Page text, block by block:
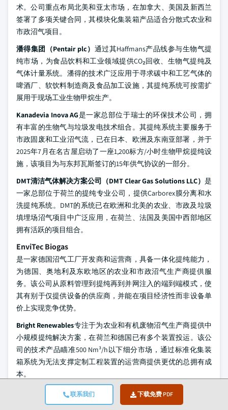
联系我们 下载免费 PDF
术。公司重点布局北美和亚太市场，在加拿大、美国及新西兰
签署了多项关键合同，其模块化集装箱产品适合分散式农业和
市政沼气项目。
潘得集团（Pentair plc） 通过其Haffmans产品线参与生物气提
纯市场，为食品饮料和工业领域提供CO₂回收、生物气提纯及
气体计量系统。潘得的技术广泛应用于寻求碳中和工艺气体的
啤酒厂、软饮料制造商及食品加工设施，其提纯系统可按需扩
展用于现场工业生物甲烷生产。
Kanadevia Inova AG是一家总部位于瑞士的环保技术公司，拥
有丰富的生物气与垃圾发电技术组合。其提纯系统主要服务于
市政固废和工业沼气流，已在日本、欧洲及东南亚部署，并于
2025年7月在名古屋启动了一座1,200标方/小时生物甲烷提纯设
施，该项目为与东邦瓦斯签订的15年供气协议的一部分。
DMT清洁气体解决方案公司（DMT Clear Gas Solutions LLC） 是
一家总部位于荷兰的提纯专业公司，提供Carborex膜分离和水
洗提纯系统。DMT的系统已在欧洲和北美的农业、市政及垃圾
填埋场沼气项目中广泛应用，在荷兰、法国及美国中西部地区
拥有活跃的项目组合。
EnviTec Biogas
是一家德国沼气工厂开发商和运营商，具备一体化提纯能力，
为德国、奥地利及东欧地区的农业和市政沼气生产商提供服
务。该公司从原料管理到提纯再到并网注入的端到端模式，使
其有别于仅提供设备的供应商，并能在项目经济性而非设备单
价上实现竞争优势。
Bright Renewables专注于为农业和有机废物沼气生产商提供中
小规模提纯解决方案，在荷兰和德国已有多个装置投运。该公
司的技术产品瞄准500 Nm³/h以下细分市场，通过标准化集装
箱系统为无法支撑定制工程装置的运营商提供更优的总拥有成
本。
Malmberg Group 是一家瑞典工程公司，在北欧地区拥有大量沼
气提纯装置存量，旗下Compact产品线的水洗提纯系统已在200